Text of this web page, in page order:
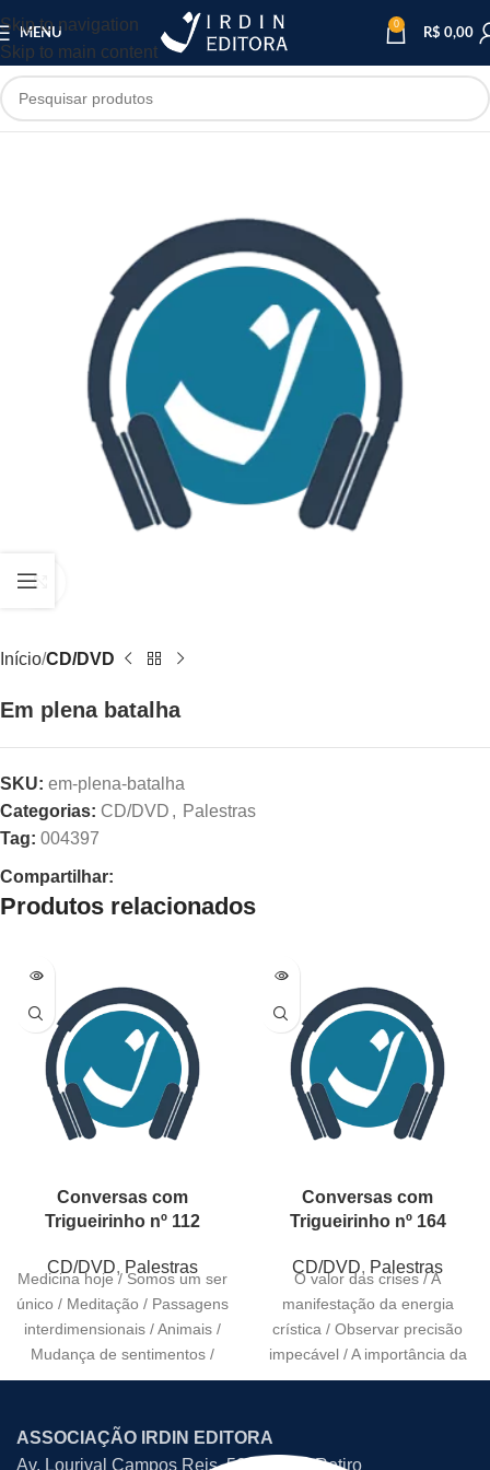
Skip to navigation
Skip to main content
MENU
0
R$ 0,00
Início CD/DVD
Em plena batalha
SKU: em-plena-batalha
Categorias: CD/DVD , Palestras
Tag: 004397
Compartilhar:
Produtos relacionados
Conversas com
Trigueirinho nº 112
CD/DVD, Palestras
Medicina hoje / Somos um ser
único / Meditação / Passagens
interdimensionais / Animais /
Mudança de sentimentos /
Essência
Conversas com
Trigueirinho nº 164
CD/DVD, Palestras
O valor das crises / A
manifestação da energia
crística / Observar precisão
impecável / A importância da
atenção e
ASSOCIAÇÃO IRDIN EDITORA
Av. Lourival Campos Reis, 507 – Bom Retiro